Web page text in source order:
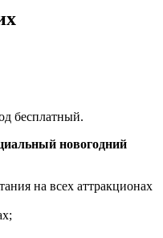
бесплатный.
новогодний
на всех аттракционах